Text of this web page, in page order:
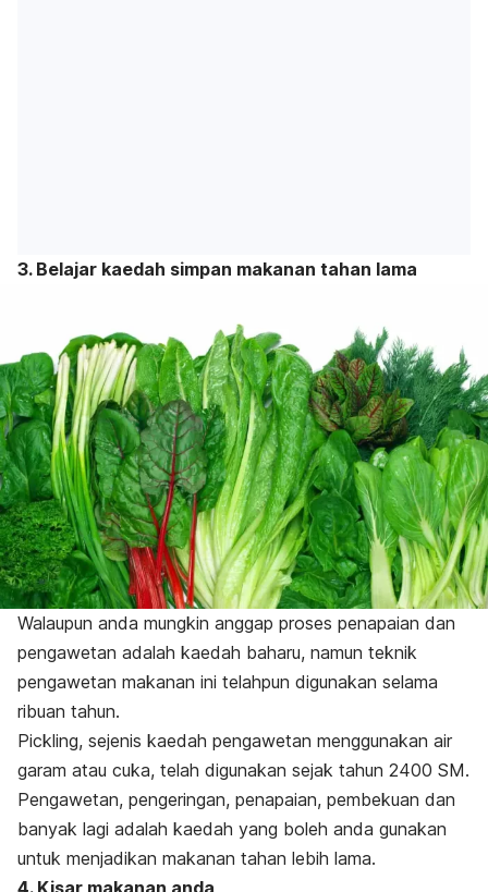
3. Belajar kaedah simpan makanan tahan lama
Walaupun anda mungkin anggap proses penapaian dan
pengawetan adalah kaedah baharu, namun teknik
pengawetan makanan ini telahpun digunakan selama
ribuan tahun.
Pickling, sejenis kaedah pengawetan menggunakan air
garam atau cuka, telah digunakan sejak tahun 2400 SM.
Pengawetan, pengeringan, penapaian, pembekuan dan
banyak lagi adalah kaedah yang boleh anda gunakan
untuk menjadikan makanan tahan lebih lama.
4. Kisar makanan anda